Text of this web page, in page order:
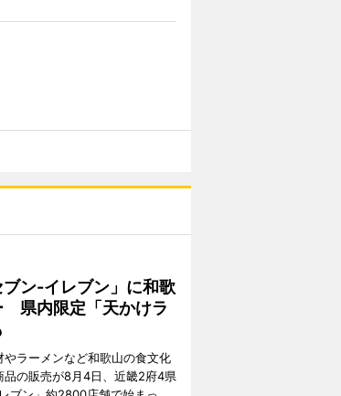
ン-イレブン」に和歌
県内限定「天かけラ
やラーメンなど和歌山の食文化
品の販売が8月4日、近畿2府4県